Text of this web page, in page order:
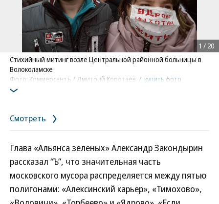
Стихийный митинг возле Центральной районной больницы в
Волоколамске
Фото: Коммерсантъ / Дмитрий Коротаев / купить фото
1 / 20
Смотреть
Глава «Альянса зеленых» Александр Закондырин
рассказал “Ъ”, что значительная часть
московского мусора распределяется между пятью
полигонами: «Алексинский карьер», «Тимохово»,